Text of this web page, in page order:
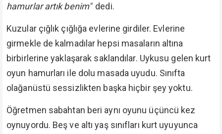
hamurlar artık benim" dedi.
Kuzular çığlık çığlığa evlerine girdiler. Evlerine
girmekle de kalmadılar hepsi masaların altına
birbirlerine yaklaşarak saklandılar. Uykusu gelen kurt
oyun hamurları ile dolu masada uyudu. Sınıfta
olağanüstü sessizlikten başka hiçbir şey yoktu.
Öğretmen sabahtan beri aynı oyunu üçüncü kez
oynuyordu. Beş ve altı yaş sınıfları kurt uyuyunca